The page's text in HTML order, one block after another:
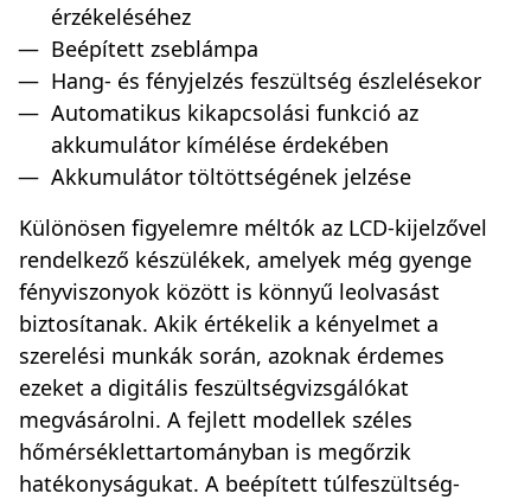
érzékeléséhez
Beépített zseblámpa
Hang- és fényjelzés feszültség észlelésekor
Automatikus kikapcsolási funkció az
akkumulátor kímélése érdekében
Akkumulátor töltöttségének jelzése
Különösen figyelemre méltók az LCD-kijelzővel
rendelkező készülékek, amelyek még gyenge
fényviszonyok között is könnyű leolvasást
biztosítanak. Akik értékelik a kényelmet a
szerelési munkák során, azoknak érdemes
ezeket a digitális feszültségvizsgálókat
megvásárolni. A fejlett modellek széles
hőmérséklettartományban is megőrzik
hatékonyságukat. A beépített túlfeszültség-